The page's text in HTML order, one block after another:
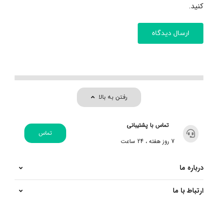
کنید.
رفتن به بالا
تماس با پشتیبانی
7 روز هفته ، 24 ساعت
تماس
درباره ما
ارتباط با ما